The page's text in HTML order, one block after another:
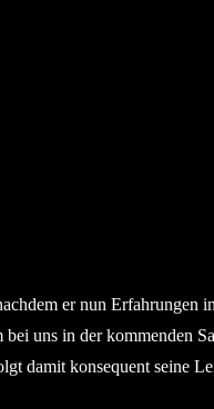
er nun Erfahrungen
uns in der kommenden
damit konsequent seine